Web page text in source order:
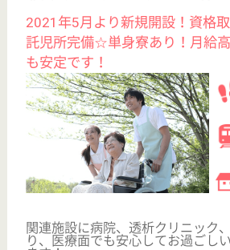
サイトマップ 利用規約